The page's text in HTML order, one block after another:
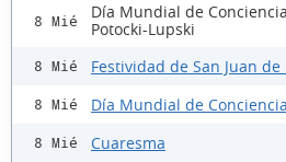
8 Mié
Día Mundial de
Potocki-Lupski
8 Mié Festividad de San Juan de
8 Mié Día Mundial de
8 Mié Cuaresma